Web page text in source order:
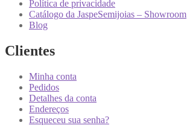
Política de privacidade
Catálogo da JaspeSemijoias – Showroom
Blog
Clientes
Minha conta
Pedidos
Detalhes da conta
Endereços
Esqueceu sua senha?